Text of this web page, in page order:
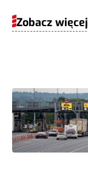
Zobacz więcej